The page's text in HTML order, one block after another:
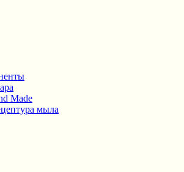
Made
мыла